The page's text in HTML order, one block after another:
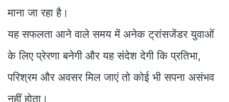
माना जा रहा है।
यह सफलता आने वाले समय में अनेक ट्रांसजेंडर युवाओं
के लिए प्रेरणा बनेगी और यह संदेश देगी कि प्रतिभा,
परिश्रम और अवसर मिल जाएं तो कोई भी सपना असंभव
नहीं होता।